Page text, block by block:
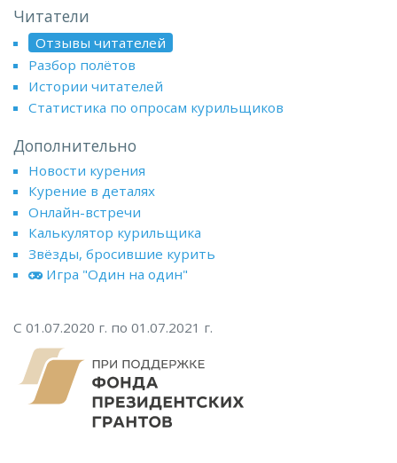
Читатели
Отзывы читателей
Разбор полётов
Истории читателей
Статистика по опросам курильщиков
Дополнительно
Новости курения
Курение в деталях
Онлайн-встречи
Калькулятор курильщика
Звёзды, бросившие курить
Игра "Один на один"
С 01.07.2020 г. по 01.07.2021 г.